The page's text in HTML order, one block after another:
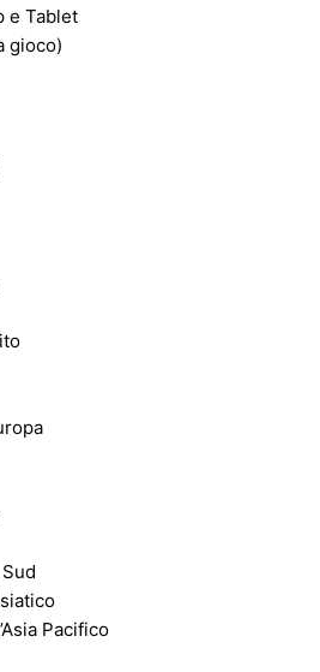
e Tablet
gioco)
Pacifico